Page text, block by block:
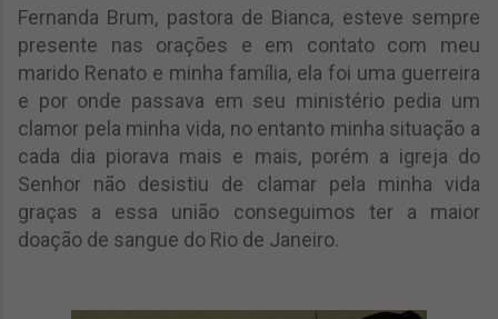
Fernanda Brum, pastora de Bianca, esteve sempre
presente nas orações e em contato com meu
marido Renato e minha família, ela foi uma guerreira
e por onde passava em seu ministério pedia um
clamor pela minha vida, no entanto minha situação a
cada dia piorava mais e mais, porém a igreja do
Senhor não desistiu de clamar pela minha vida
graças a essa união conseguimos ter a maior
doação de sangue do Rio de Janeiro.